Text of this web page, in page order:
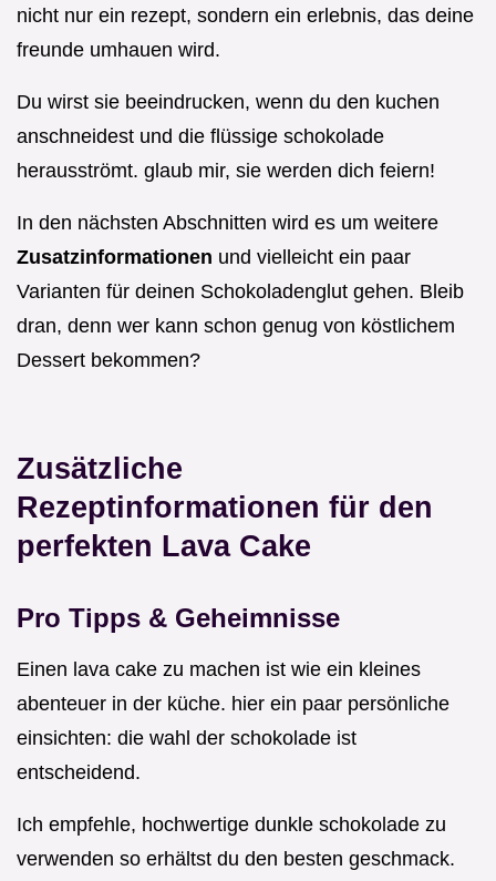
nicht nur ein rezept, sondern ein erlebnis, das deine
freunde umhauen wird.
Du wirst sie beeindrucken, wenn du den kuchen
anschneidest und die flüssige schokolade
herausströmt. glaub mir, sie werden dich feiern!
In den nächsten Abschnitten wird es um weitere
Zusatzinformationen und vielleicht ein paar
Varianten für deinen Schokoladenglut gehen. Bleib
dran, denn wer kann schon genug von köstlichem
Dessert bekommen?
Zusätzliche
Rezeptinformationen für den
perfekten Lava Cake
Pro Tipps & Geheimnisse
Einen lava cake zu machen ist wie ein kleines
abenteuer in der küche. hier ein paar persönliche
einsichten: die wahl der schokolade ist
entscheidend.
Ich empfehle, hochwertige dunkle schokolade zu
verwenden so erhältst du den besten geschmack.